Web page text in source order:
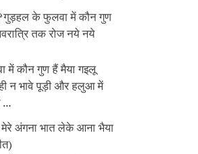
के फुलवा में कौन गुण
तक रोज नये नये
कौन गुण हैं मैया गइलू
न भावे पूड़ी और हलुआ में
मेरे अंगना भात लेके आना भैया